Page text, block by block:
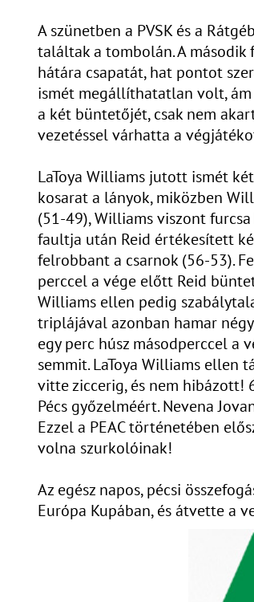
A szünetben a PVSK és a
találtak a tombolán. A
hátára csapatát, hat pontot
ismét megállíthatatlan volt,
a két büntetőjét, csak nem
vezetéssel várhatta a
LaToya Williams jutott ismét
kosarat a lányok, miközben
(51-49), Williams viszont
faultja után Reid értékesített
felrobbant a csarnok (56-53).
perccel a vége előtt Reid
Williams ellen pedig
triplájával azonban hamar
egy perc húsz másodperccel a
semmit. LaToya Williams
vitte ziccerig, és nem hibázott!
Pécs győzelméért. Nevena
Ezzel a PEAC történetében
volna szurkolóinak!
Az egész napos, pécsi
Európa Kupában, és átvette a